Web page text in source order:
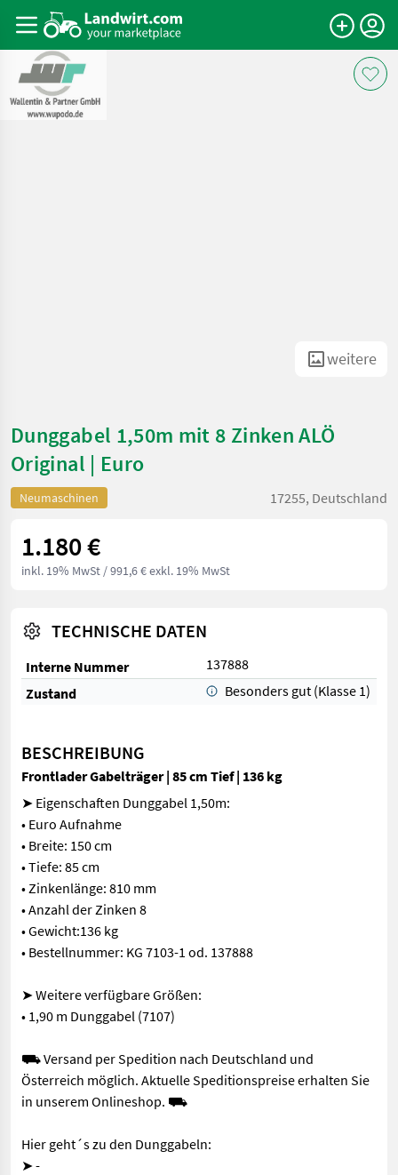
weitere
Dunggabel 1,50m mit 8 Zinken ALÖ
Original | Euro
Neumaschinen 17255, Deutschland
1.180 €
inkl. 19% MwSt / 991,6 € exkl. 19% MwSt
TECHNISCHE DATEN
Interne Nummer
137888
Zustand
Besonders gut (Klasse 1)
BESCHREIBUNG
Frontlader Gabelträger | 85 cm Tief | 136 kg
➤ Eigenschaften Dunggabel 1,50m:
• Euro Aufnahme
• Breite: 150 cm
• Tiefe: 85 cm
• Zinkenlänge: 810 mm
• Anzahl der Zinken 8
• Gewicht:136 kg
• Bestellnummer: KG 7103-1 od. 137888
➤ Weitere verfügbare Größen:
• 1,90 m Dunggabel (7107)
⛟ Versand per Spedition nach Deutschland und
Österreich möglich. Aktuelle Speditionspreise erhalten Sie
in unserem Onlineshop. ⛟
Hier geht´s zu den Dunggabeln:
➤ -